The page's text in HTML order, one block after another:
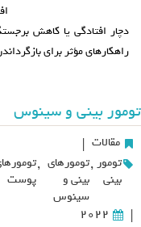
دچار افتادگی یا کاهش
راهکارهای مؤثر برای
تومور بینی و سینوس
مقالات |
تومور
بینی
,تومورهای
بینی و
سینوس
,
پوست
|
2022